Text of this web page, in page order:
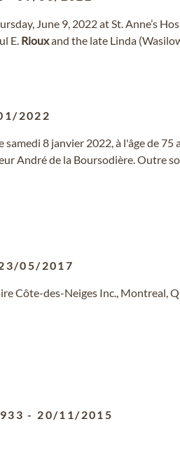
June 9, 2022 at St. Anne’s
E. Riouxand the late Linda
2022
8 janvier 2022, à l'âge de 75
André de la Boursodière. Outre
05/2017
Côte-des-Neiges Inc., Montreal,
- 20/11/2015